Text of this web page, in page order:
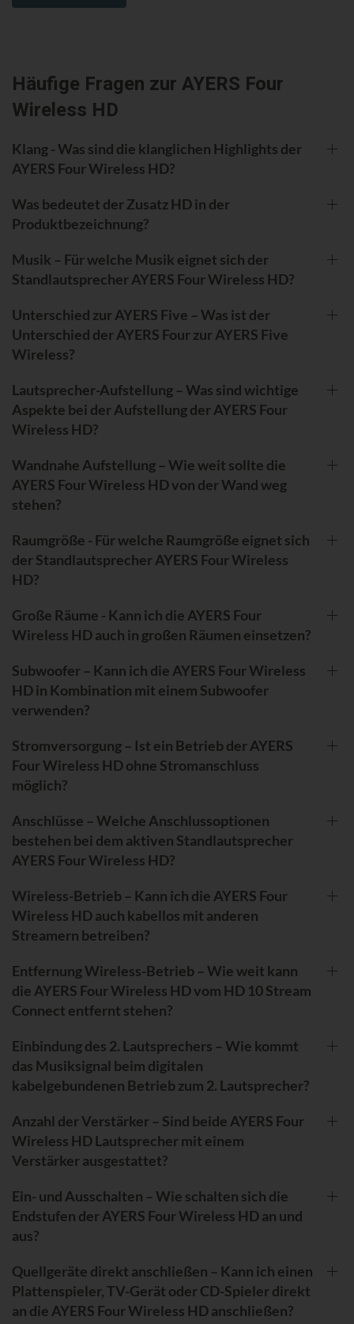
Häufige Fragen zur AYERS Four
Wireless HD
Klang - Was sind die klanglichen Highlights der
AYERS Four Wireless HD?
Was bedeutet der Zusatz HD in der
Produktbezeichnung?
Musik – Für welche Musik eignet sich der
Standlautsprecher AYERS Four Wireless HD?
Unterschied zur AYERS Five – Was ist der
Unterschied der AYERS Four zur AYERS Five
Wireless?
Lautsprecher-Aufstellung – Was sind wichtige
Aspekte bei der Aufstellung der AYERS Four
Wireless HD?
Wandnahe Aufstellung – Wie weit sollte die
AYERS Four Wireless HD von der Wand weg
stehen?
Raumgröße - Für welche Raumgröße eignet sich
der Standlautsprecher AYERS Four Wireless
HD?
Große Räume - Kann ich die AYERS Four
Wireless HD auch in großen Räumen einsetzen?
Subwoofer – Kann ich die AYERS Four Wireless
HD in Kombination mit einem Subwoofer
verwenden?
Stromversorgung – Ist ein Betrieb der AYERS
Four Wireless HD ohne Stromanschluss
möglich?
Anschlüsse – Welche Anschlussoptionen
bestehen bei dem aktiven Standlautsprecher
AYERS Four Wireless HD?
Wireless-Betrieb – Kann ich die AYERS Four
Wireless HD auch kabellos mit anderen
Streamern betreiben?
Entfernung Wireless-Betrieb – Wie weit kann
die AYERS Four Wireless HD vom HD 10 Stream
Connect entfernt stehen?
Einbindung des 2. Lautsprechers – Wie kommt
das Musiksignal beim digitalen
kabelgebundenen Betrieb zum 2. Lautsprecher?
Anzahl der Verstärker – Sind beide AYERS Four
Wireless HD Lautsprecher mit einem
Verstärker ausgestattet?
Ein- und Ausschalten – Wie schalten sich die
Endstufen der AYERS Four Wireless HD an und
aus?
Quellgeräte direkt anschließen – Kann ich einen
Plattenspieler, TV-Gerät oder CD-Spieler direkt
an die AYERS Four Wireless HD anschließen?